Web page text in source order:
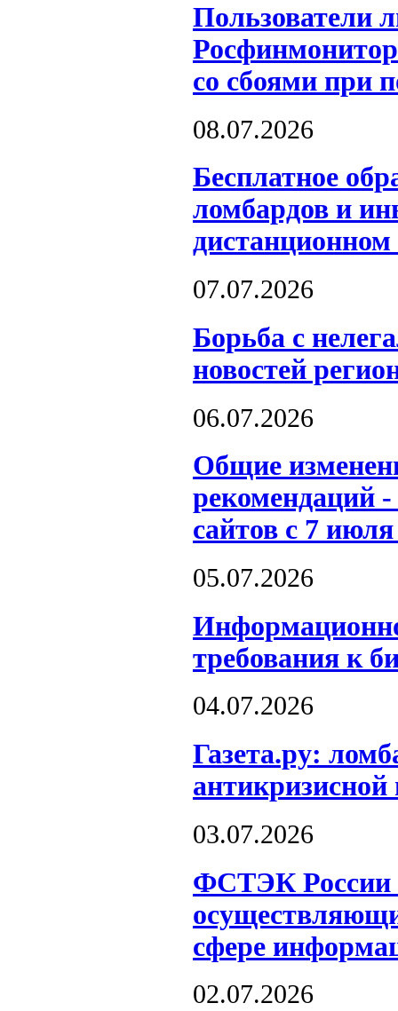
Пользователи
со сбоями при
08.07.2026
Бесплатное
ломбардов и
07.07.2026
Борьба с
новостей
06.07.2026
Общие
рекомендаций
сайтов с 7 июля
05.07.2026
требования к
04.07.2026
Газета.ру:
03.07.2026
ФСТЭК России
сфере
02.07.2026